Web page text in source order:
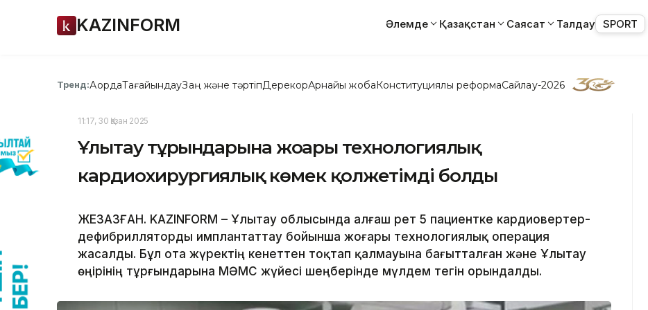
KAZINFORM Әлемде Қазақстан Саясат Талдау SPORT
Тренд:АқордаТағайындауЗаң және тәртіпДерекқорАрнайы жобаКонституциялық реформаСайлау-2026
11:17, 30 Қазан 2025
Ұлытау тұрғындарына жоғары технологиялық
кардиохирургиялық көмек қолжетімді болды
ЖЕЗҚАЗҒАН. KAZINFORM – Ұлытау облысында алғаш рет 5 пациентке кардиовертер-
дефибрилляторды имплантаттау бойынша жоғары технологиялық операция
жасалды. Бұл ота жүректің кенеттен тоқтап қалмауына бағытталған және Ұлытау
өңірінің тұрғындарына МӘМС жүйесі шеңберінде мүлдем тегін орындалды.